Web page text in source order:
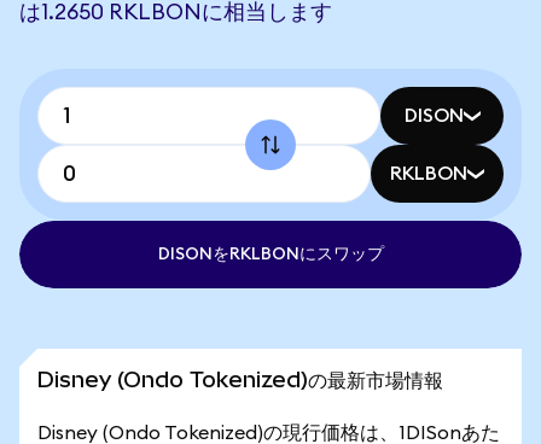
は1.2650 RKLBONに相当します
DISON
RKLBON
DISONをRKLBONにスワップ
Disney (Ondo Tokenized)の最新市場情報
Disney (Ondo Tokenized)の現行価格は、1DISonあた